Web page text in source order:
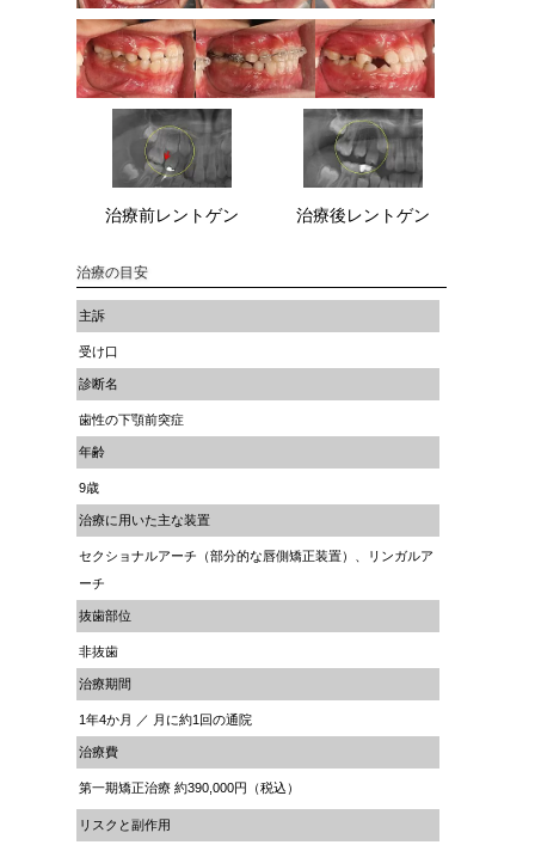
治療前レントゲン 治療後レントゲン
治療の目安
主訴
受け口
診断名
歯性の下顎前突症
年齢
9歳
治療に用いた主な装置
セクショナルアーチ（部分的な唇側矯正装置）、リンガルア
ーチ
抜歯部位
非抜歯
治療期間
1年4か月 ／ 月に約1回の通院
治療費
第一期矯正治療 約390,000円（税込）
リスクと副作用